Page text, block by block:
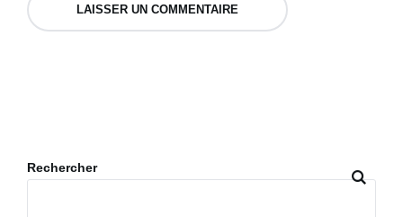
Rechercher